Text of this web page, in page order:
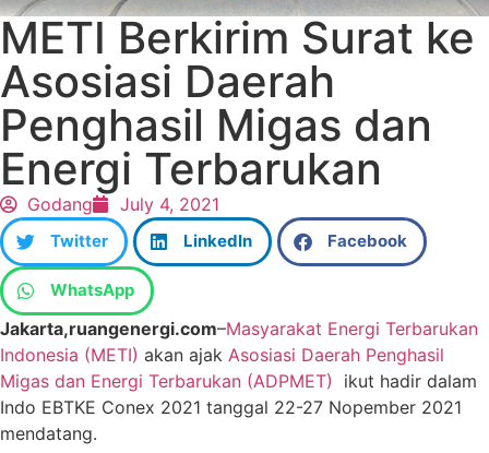
METI Berkirim Surat ke
Asosiasi Daerah
Penghasil Migas dan
Energi Terbarukan
Godang July 4, 2021
Twitter LinkedIn Facebook
WhatsApp
Jakarta,ruangenergi.com–Masyarakat Energi Terbarukan
Indonesia (METI) akan ajak Asosiasi Daerah Penghasil
Migas dan Energi Terbarukan (ADPMET) ikut hadir dalam
Indo EBTKE Conex 2021 tanggal 22-27 Nopember 2021
mendatang.